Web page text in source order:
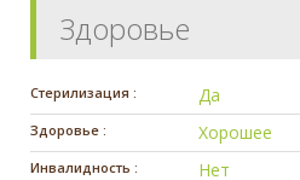
Здоровье
Стерилизация : Да
Здоровье : Хорошее
Инвалидность : Нет